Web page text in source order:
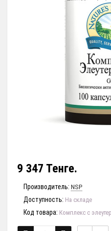
9 347 Тенге.
Производитель: NSP
Доступность: На складе
Код товара: Комплекс с